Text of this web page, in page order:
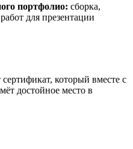
портфолио: сборка,
для презентации
который вместе с
достойное место в